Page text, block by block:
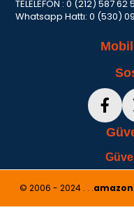
TELELEFON : 0 (212) 587 62
Whatsapp Hattı: 0 (530)
© 2006 - 2024 . . .